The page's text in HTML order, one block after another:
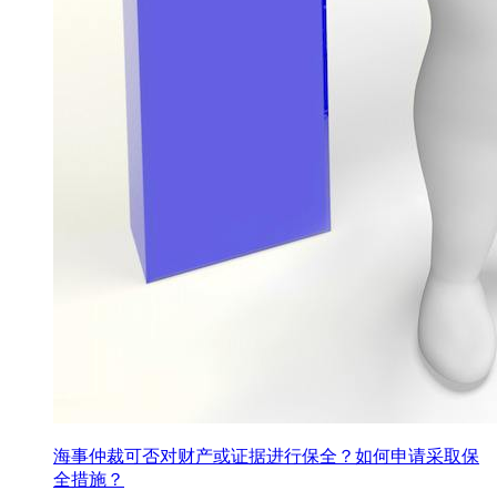
海事仲裁可否对财产或证据进行保全？如何申请采取保
全措施？